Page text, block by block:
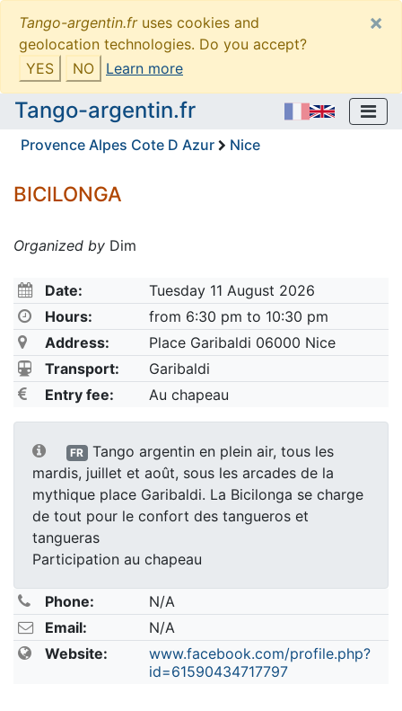
Tango-argentin.fruses cookies and
geolocation technologies. Do you accept?
YES
NO Learn more
×
Tango-argentin.fr
Provence Alpes Cote D Azur Nice
BICILONGA
Organized by Dim
Date:
Tuesday 11 August 2026
Hours:
from 6:30 pm to 10:30 pm
Address:
Place Garibaldi 06000 Nice
Transport:
Garibaldi
Entry fee:
Au chapeau
FR
Tango argentin en plein air, tous les
mardis, juillet et août, sous les arcades de la
mythique place Garibaldi. La Bicilonga se charge
de tout pour le confort des tangueros et
tangueras
Participation au chapeau ​
Phone:
N/A
Email:
N/A
Website:
www.facebook.com/profile.php?
id=61590434717797